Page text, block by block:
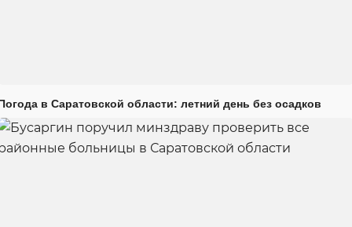
в Саратовской области: летний день без осадков